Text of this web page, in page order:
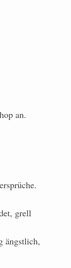
an.
grell
ängstlich,